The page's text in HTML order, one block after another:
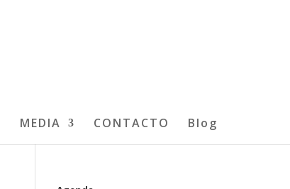
MEDIA CONTACTO Blog